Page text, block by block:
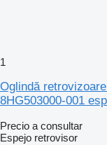
1
Oglindă
8HG503000-001
Precio a consultar
Espejo retrovisor